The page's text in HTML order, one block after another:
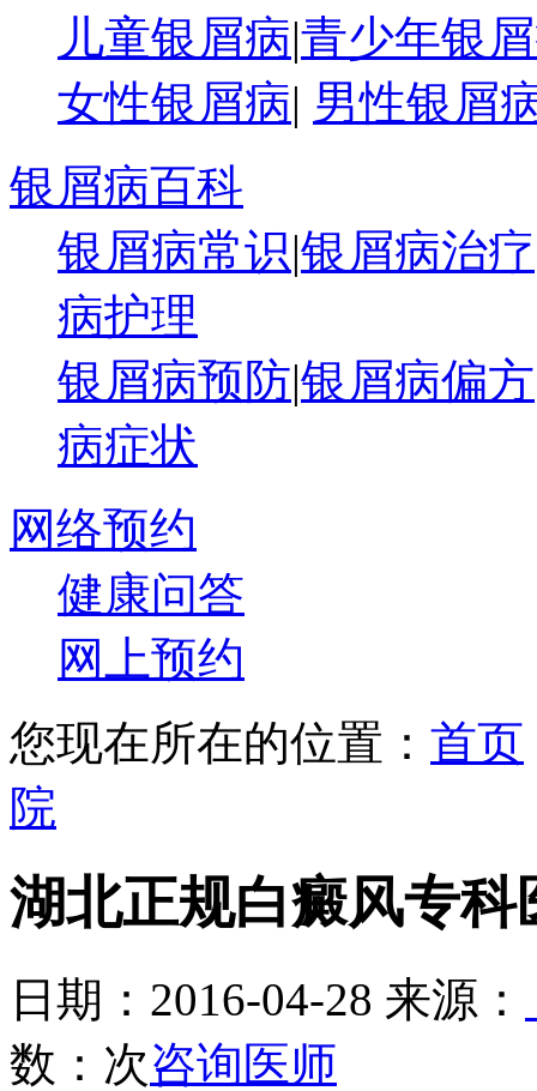
儿童银屑病|青少年银
女性银屑病| 男性银屑
银屑病百科
银屑病常识|银屑病治疗
病护理
银屑病预防|银屑病偏方
病症状
网络预约
健康问答
网上预约
您现在所在的位置： 首页
院
湖北正规白癜风专科
日期：2016-04-28 来源：
数： 次咨询医师